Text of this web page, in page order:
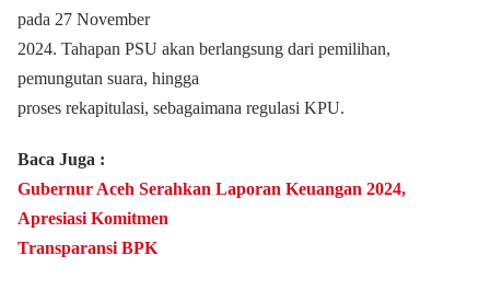
pada 27 November
2024. Tahapan PSU akan berlangsung dari pemilihan,
pemungutan suara, hingga
proses rekapitulasi, sebagaimana regulasi KPU.
Baca Juga :
Gubernur Aceh Serahkan Laporan Keuangan 2024,
Apresiasi Komitmen
Transparansi BPK